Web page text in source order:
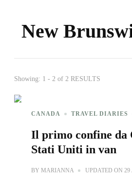
New
Showing: 1 - 2 of 2 RESULTS
CANADA TRAVEL DIARIES
Il primo confine da
Stati Uniti in van
BY MARIANNA UPDATED ON 29